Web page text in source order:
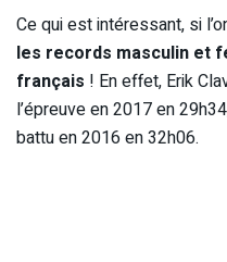
Ce qui est intéressant, si
les records masculin et
français ! En effet, Erik
l’épreuve en 2017 en
battu en 2016 en 32h06.